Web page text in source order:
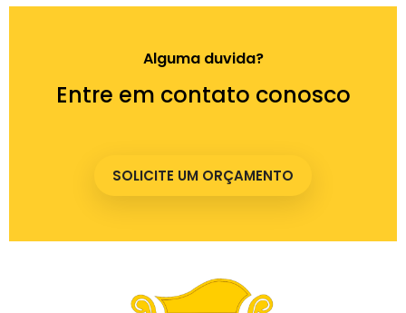
Alguma duvida?
Entre em contato conosco
SOLICITE UM ORÇAMENTO